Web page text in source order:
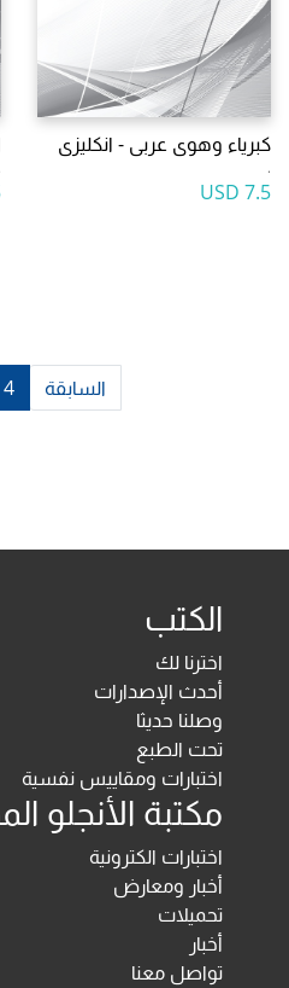
كبرياء وهوى عربى - انكليزى
.
7.5 USD
السابقة 4
الكتب
اخترنا لك
أحدث الإصدارات
وصلنا حديثا
تحت الطبع
اختبارات ومقاييس نفسية
مكتبة الأنجلو
اختبارات الكترونية
أخبار ومعارض
تحميلات
أخبار
تواصل معنا